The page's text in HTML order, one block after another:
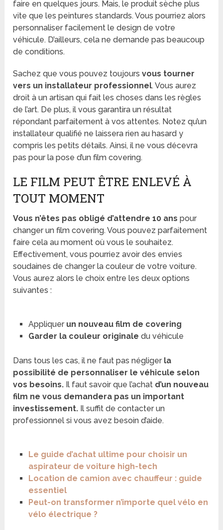
faire en quelques jours. Mais, le produit sèche plus
vite que les peintures standards. Vous pourriez alors
personnaliser facilement le design de votre
véhicule. D’ailleurs, cela ne demande pas beaucoup
de conditions.
Sachez que vous pouvez toujoursvous tourner
vers un installateur professionnel. Vous aurez
droit à un artisan qui fait les choses dans les règles
de l’art. De plus, il vous garantira un résultat
répondant parfaitement à vos attentes. Notez qu’un
installateur qualifié ne laissera rien au hasard y
compris les petits détails. Ainsi, il ne vous décevra
pas pour la pose d’un film covering.
LE FILM PEUT ÊTRE ENLEVÉ À
TOUT MOMENT
Vous n’êtes pas obligé d’attendre 10 ans pour
changer un film covering. Vous pouvez parfaitement
faire cela au moment où vous le souhaitez.
Effectivement, vous pourriez avoir des envies
soudaines de changer la couleur de votre voiture.
Vous aurez alors le choix entre les deux options
suivantes :
Appliquer un nouveau film de covering
Garder la couleur originale du véhicule
Dans tous les cas, il ne faut pas négliger la
possibilité de personnaliser le véhicule selon
vos besoins. Il faut savoir que l’achat d’un nouveau
film ne vous demandera pas un important
investissement. Il suffit de contacter un
professionnel si vous avez besoin d’aide.
Le guide d’achat ultime pour choisir un
aspirateur de voiture high-tech
Location de camion avec chauffeur : guide
essentiel
Peut-on transformer n’importe quel vélo en
vélo électrique ?